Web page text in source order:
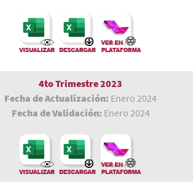
4to Trimestre 2023
Fecha de Actualización: Enero 2024
Fecha de Validación: Enero 2024